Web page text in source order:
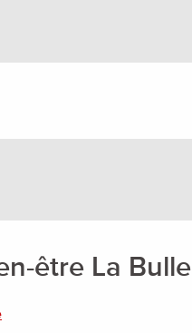
être La Bulle